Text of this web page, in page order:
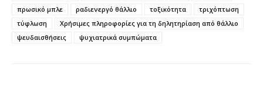
πρωσικό μπλε
ραδιενεργό θάλλιο τοξικότητα
τριχόπτωση
τύφλωση
Χρήσιμες πληροφορίες για τη δηλητηρίαση από θάλλιο
ψευδαισθήσεις
ψυχιατρικά συμπώματα